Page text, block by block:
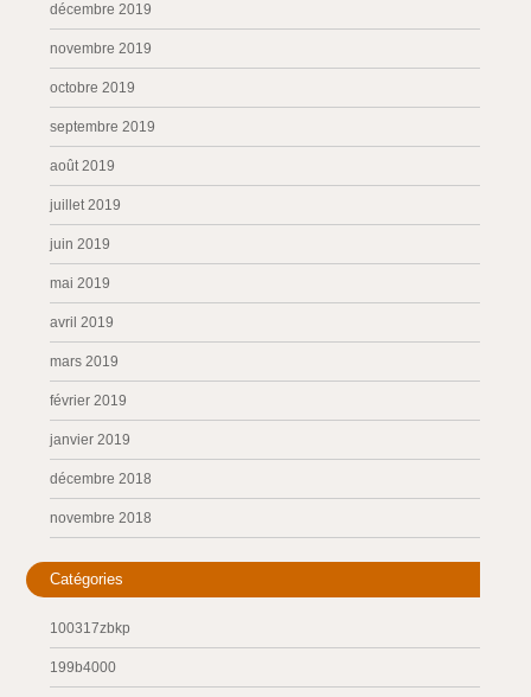
décembre 2019
novembre 2019
octobre 2019
septembre 2019
août 2019
juillet 2019
juin 2019
mai 2019
avril 2019
mars 2019
février 2019
janvier 2019
décembre 2018
novembre 2018
Catégories
100317zbkp
199b4000